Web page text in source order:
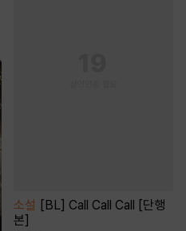
소설 [BL] Call Call Call [단행
본]